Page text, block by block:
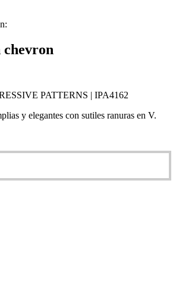
PATTERNS | IPA4162
y elegantes con sutiles ranuras en V.